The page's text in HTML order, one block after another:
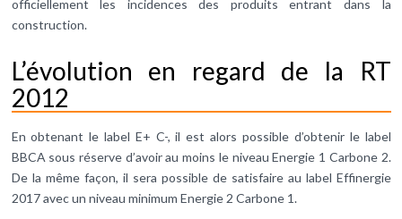
officiellement les incidences des produits entrant dans la
construction.
L’évolution en regard de la RT
2012
En obtenant le label E+ C-, il est alors possible d’obtenir le label
BBCA sous réserve d’avoir au moins le niveau Energie 1 Carbone 2.
De la même façon, il sera possible de satisfaire au label Effinergie
2017 avec un niveau minimum Energie 2 Carbone 1.